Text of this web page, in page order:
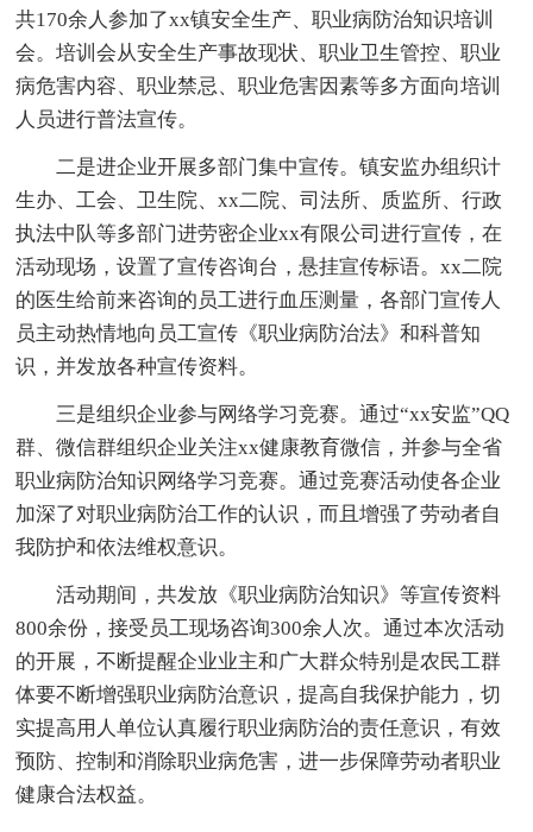
共170余人参加了xx镇安全生产、职业病防治知识培训
会。培训会从安全生产事故现状、职业卫生管控、职业
病危害内容、职业禁忌、职业危害因素等多方面向培训
人员进行普法宣传。
二是进企业开展多部门集中宣传。镇安监办组织计
生办、工会、卫生院、xx二院、司法所、质监所、行政
执法中队等多部门进劳密企业xx有限公司进行宣传，在
活动现场，设置了宣传咨询台，悬挂宣传标语。xx二院
的医生给前来咨询的员工进行血压测量，各部门宣传人
员主动热情地向员工宣传《职业病防治法》和科普知
识，并发放各种宣传资料。
三是组织企业参与网络学习竞赛。通过“xx安监”QQ
群、微信群组织企业关注xx健康教育微信，并参与全省
职业病防治知识网络学习竞赛。通过竞赛活动使各企业
加深了对职业病防治工作的认识，而且增强了劳动者自
我防护和依法维权意识。
活动期间，共发放《职业病防治知识》等宣传资料
800余份，接受员工现场咨询300余人次。通过本次活动
的开展，不断提醒企业业主和广大群众特别是农民工群
体要不断增强职业病防治意识，提高自我保护能力，切
实提高用人单位认真履行职业病防治的责任意识，有效
预防、控制和消除职业病危害，进一步保障劳动者职业
健康合法权益。